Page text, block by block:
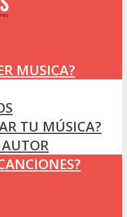
MUSICA?
TU MÚSICA?
AUTOR